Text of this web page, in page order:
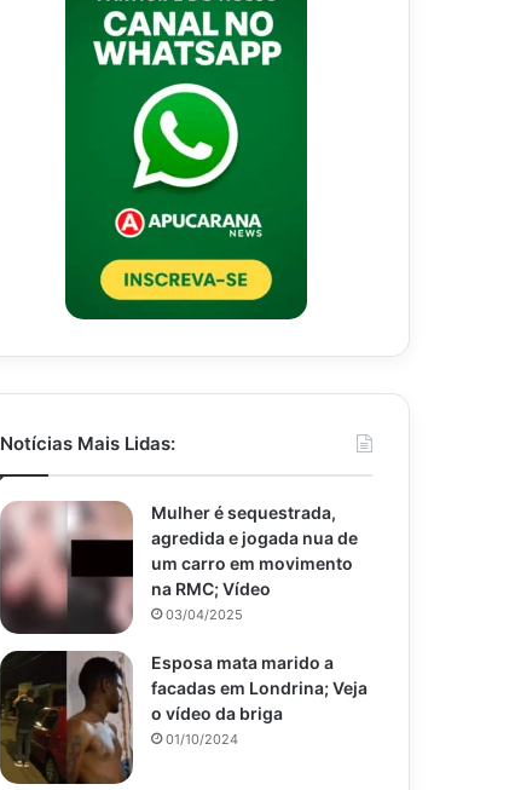
Notícias Mais Lidas:
Mulher é sequestrada,
agredida e jogada nua de
um carro em movimento
na RMC; Vídeo
03/04/2025
Esposa mata marido a
facadas em Londrina; Veja
o vídeo da briga
01/10/2024